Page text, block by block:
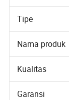
Tipe
Nama produk
Kualitas
Garansi